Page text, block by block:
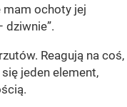
mam ochoty jej
dziwnie”.
Reagują na coś,
jeden element,